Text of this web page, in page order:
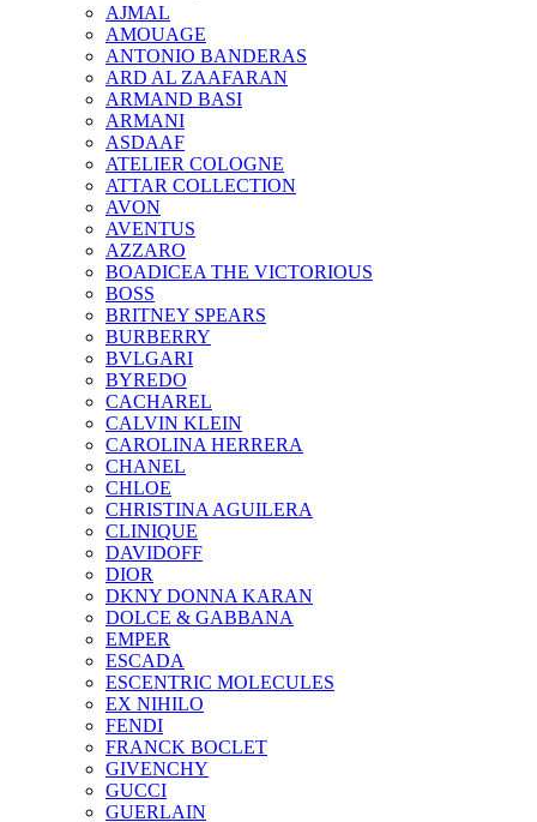
AJMAL
AMOUAGE
ANTONIO BANDERAS
ARD AL ZAAFARAN
ARMAND BASI
ARMANI
ASDAAF
ATELIER COLOGNE
ATTAR COLLECTION
AVON
AVENTUS
AZZARO
BOADICEA THE VICTORIOUS
BOSS
BRITNEY SPEARS
BURBERRY
BVLGARI
BYREDO
CACHAREL
CALVIN KLEIN
CAROLINA HERRERA
CHANEL
CHLOE
CHRISTINA AGUILERA
CLINIQUE
DAVIDOFF
DIOR
DKNY DONNA KARAN
DOLCE & GABBANA
EMPER
ESCADA
ESCENTRIC MOLECULES
EX NIHILO
FENDI
FRANCK BOCLET
GIVENCHY
GUCCI
GUERLAIN